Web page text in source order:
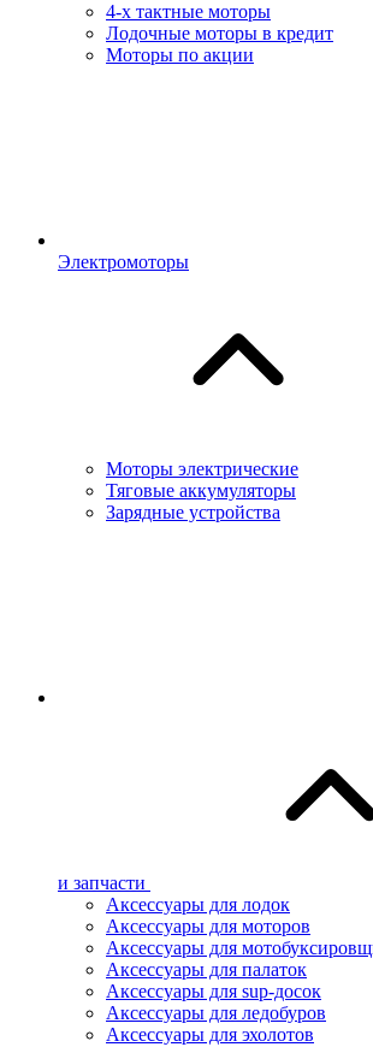
4-х тактные моторы
Лодочные моторы в кредит
Моторы по акции
Электромоторы
Моторы электрические
Тяговые аккумуляторы
Зарядные устройства
и запчасти
Аксессуары для лодок
Аксессуары для моторов
Аксессуары для
Аксессуары для палаток
Аксессуары для sup-досок
Аксессуары для ледобуров
Аксессуары для эхолотов